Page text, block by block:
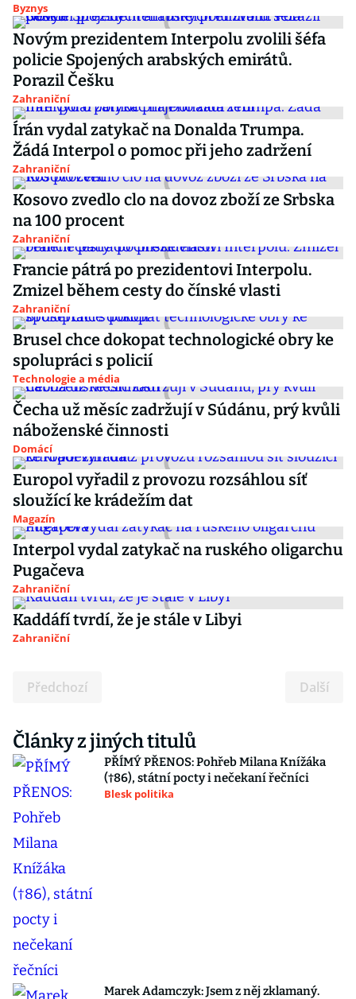
Byznys
Novým prezidentem Interpolu zvolili šéfa
policie Spojených arabských emirátů.
Porazil Češku
Zahraniční
Írán vydal zatykač na Donalda Trumpa.
Žádá Interpol o pomoc při jeho zadržení
Zahraniční
Kosovo zvedlo clo na dovoz zboží ze Srbska
na 100 procent
Zahraniční
Francie pátrá po prezidentovi Interpolu.
Zmizel během cesty do čínské vlasti
Zahraniční
Brusel chce dokopat technologické obry ke
spolupráci s policií
Technologie a média
Čecha už měsíc zadržují v Súdánu, prý kvůli
náboženské činnosti
Domácí
Europol vyřadil z provozu rozsáhlou síť
sloužící ke krádežím dat
Magazín
Interpol vydal zatykač na ruského oligarchu
Pugačeva
Zahraniční
Kaddáfí tvrdí, že je stále v Libyi
Zahraniční
Předchozí Další
Články z jiných titulů
PŘÍMÝ PŘENOS: Pohřeb Milana Knížáka
(†86), státní pocty i nečekaní řečníci
Blesk politika
Marek Adamczyk: Jsem z něj zklamaný.